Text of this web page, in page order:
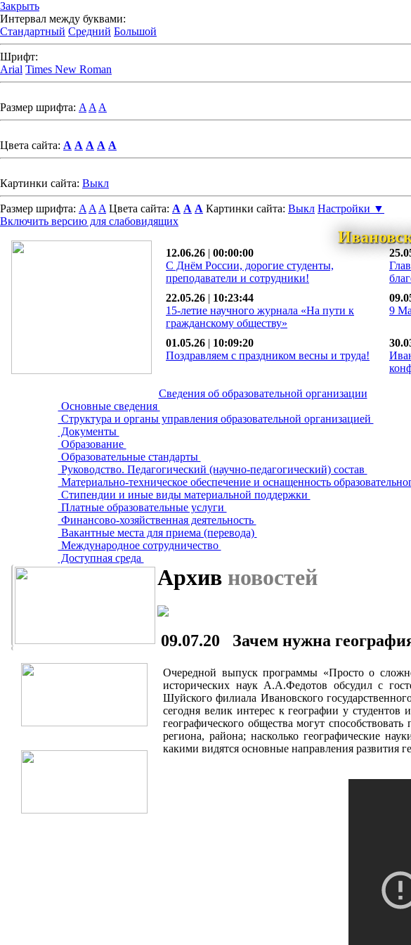
Закрыть
Интервал между буквами:
Стандартный Средний Большой
Шрифт:
Arial Times New Roman
Размер шрифта: A A A
Цвета сайта: A A A A A
Картинки сайта: Выкл
Размер шрифта: A A A Цвета сайта: A A A Картинки сайта: Выкл Настройки ▼
Включить версию для слабовидящих
12.06.26 | 00:00:00
С Днём России, дорогие студенты,
преподаватели и сотрудники!
22.05.26 | 10:23:44
15-летие научного журнала «На пути к
гражданскому обществу»
9
01.05.26 | 10:09:20
Поздравляем с праздником весны и труда!
Сведения об образовательной организации
Основные сведения
Структура и органы управления образовательной организацией
Документы
Образование
Образовательные стандарты
Руководство. Педагогический (научно-педагогический) состав
Материально-техническое обеспечение и оснащенность
Стипендии и иные виды материальной поддержки
Платные образовательные услуги
Финансово-хозяйственная деятельность
Вакантные места для приема (перевода)
Международное сотрудничество
Доступная среда
Архив новостей
09.07.20 Зачем нужна
Очередной выпуск программы «Просто о
исторических наук А.А.Федотов обсудил с
Шуйского филиала Ивановского
сегодня велик интерес к географии у
географического общества могут
региона, района; насколько географические
какими видятся основные направления развития